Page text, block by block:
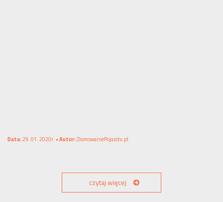
Data:29. 01. 2020r. •Autor:ZlomowaniePojazdu.pl
czytaj więcej